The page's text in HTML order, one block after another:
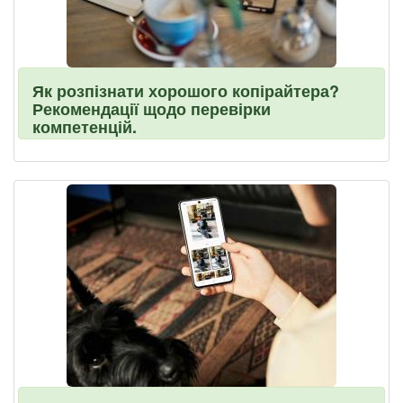
Як розпізнати хорошого копірайтера?
Рекомендації щодо перевірки
компетенцій.